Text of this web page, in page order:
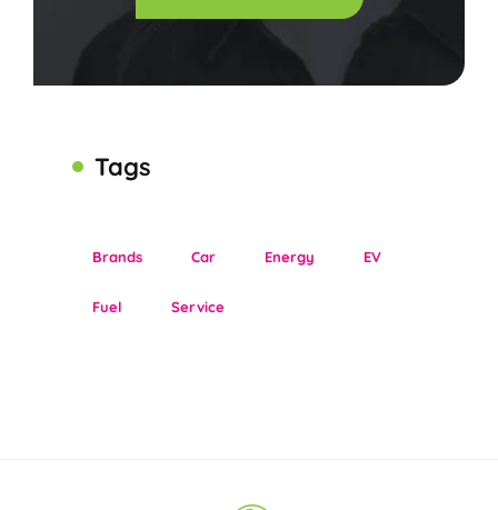
Tags
Brands Car Energy EV
Fuel Service